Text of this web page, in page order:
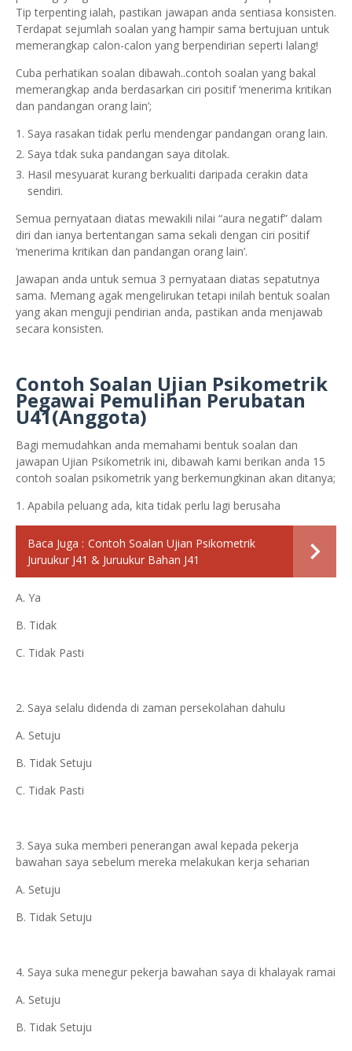
Tip terpenting ialah, pastikan jawapan anda sentiasa konsisten.
Terdapat sejumlah soalan yang hampir sama bertujuan untuk
memerangkap calon-calon yang berpendirian seperti lalang!
Cuba perhatikan soalan dibawah..contoh soalan yang bakal
memerangkap anda berdasarkan ciri positif ‘menerima kritikan
dan pandangan orang lain’;
Saya rasakan tidak perlu mendengar pandangan orang lain.
Saya tdak suka pandangan saya ditolak.
Hasil mesyuarat kurang berkualiti daripada cerakin data
sendiri.
Semua pernyataan diatas mewakili nilai “aura negatif” dalam
diri dan ianya bertentangan sama sekali dengan ciri positif
‘menerima kritikan dan pandangan orang lain’.
Jawapan anda untuk semua 3 pernyataan diatas sepatutnya
sama. Memang agak mengelirukan tetapi inilah bentuk soalan
yang akan menguji pendirian anda, pastikan anda menjawab
secara konsisten.
Contoh Soalan Ujian Psikometrik
Pegawai Pemulihan Perubatan
U41(Anggota)
Bagi memudahkan anda memahami bentuk soalan dan
jawapan Ujian Psikometrik ini, dibawah kami berikan anda 15
contoh soalan psikometrik yang berkemungkinan akan ditanya;
1. Apabila peluang ada, kita tidak perlu lagi berusaha
Baca Juga : Contoh Soalan Ujian Psikometrik
Juruukur J41 & Juruukur Bahan J41
A. Ya
B. Tidak
C. Tidak Pasti
2. Saya selalu didenda di zaman persekolahan dahulu
A. Setuju
B. Tidak Setuju
C. Tidak Pasti
3. Saya suka memberi penerangan awal kepada pekerja
bawahan saya sebelum mereka melakukan kerja seharian
A. Setuju
B. Tidak Setuju
4. Saya suka menegur pekerja bawahan saya di khalayak ramai
A. Setuju
B. Tidak Setuju